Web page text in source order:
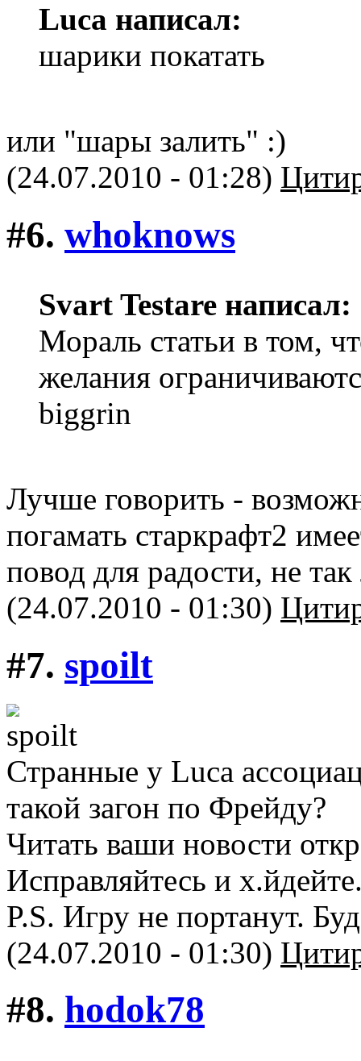
Luca написал:
шарики покатать
или "шары залить" :)
(24.07.2010 - 01:28)
#6. whoknows
Svart Testare написал:
Мораль статьи в том,
желания
biggrin
Лучше говорить -
погамать старкрафт2
повод для радости, не так
(24.07.2010 - 01:30)
#7. spoilt
Странные у Luca
такой загон по Фрейду?
Читать ваши новости
Исправляйтесь и
P.S. Игру не портанут.
(24.07.2010 - 01:30)
#8. hodok78